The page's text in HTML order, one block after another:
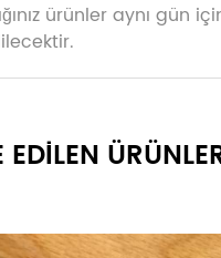
ürünler aynı gün